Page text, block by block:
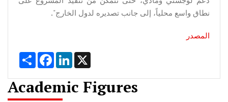
نطاق واسع محلياً، إلى جانب تصديره لدول الخارج".
المصدر
Share FacebookLinkedIn
Academic Figures